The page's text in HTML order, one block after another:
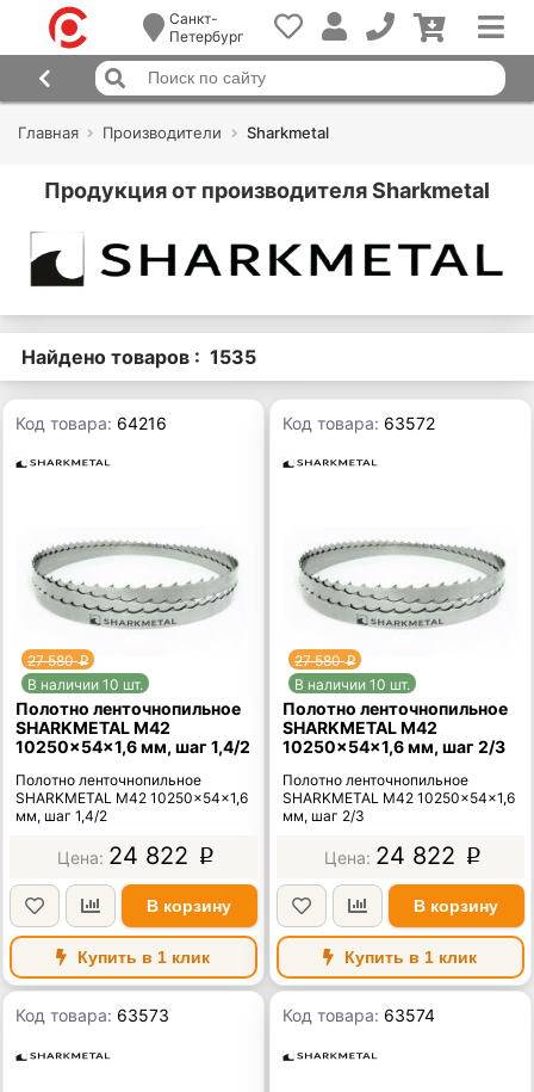
Санкт-
Петербург
Главная Производители Sharkmetal
Продукция от производителя Sharkmetal
Найдено товаров : 1535
Код товара: 64216
27 580p
В наличии 10 шт.
Полотно ленточнопильное
SHARKMETAL M42
10250×54×1,6 мм, шаг 1,4/2
Полотно ленточнопильное
SHARKMETAL M42 10250×54×1,6
мм, шаг 1,4/2
24 822 p
В корзину
Купить в 1 клик
Код товара: 63572
27 580p
В наличии 10 шт.
Полотно ленточнопильное
SHARKMETAL M42
10250×54×1,6 мм, шаг 2/3
Полотно ленточнопильное
SHARKMETAL M42 10250×54×1,6
мм, шаг 2/3
24 822 p
В корзину
Купить в 1 клик
Код товара: 63573 Код товара: 63574